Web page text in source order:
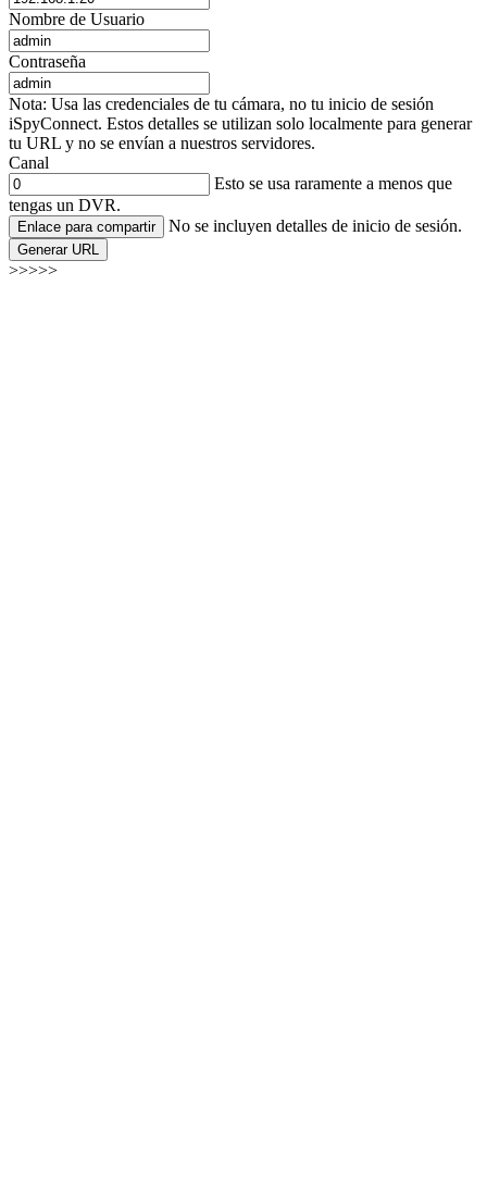
Nombre de Usuario
Contraseña
Nota: Usa las credenciales de tu cámara, no tu inicio de sesión
iSpyConnect. Estos detalles se utilizan solo localmente para generar
tu URL y no se envían a nuestros servidores.
Canal
Esto se usa raramente a menos que
tengas un DVR.
Enlace para compartir No se incluyen detalles de inicio de sesión.
Generar URL
>>>>>